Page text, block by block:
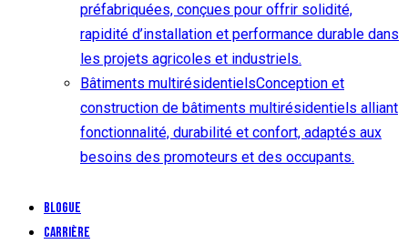
préfabriquées, conçues pour offrir solidité,
rapidité d’installation et performance durable dans
les projets agricoles et industriels.
Bâtiments multirésidentielsConception et
construction de bâtiments multirésidentiels alliant
fonctionnalité, durabilité et confort, adaptés aux
besoins des promoteurs et des occupants.
Blogue
Carrière